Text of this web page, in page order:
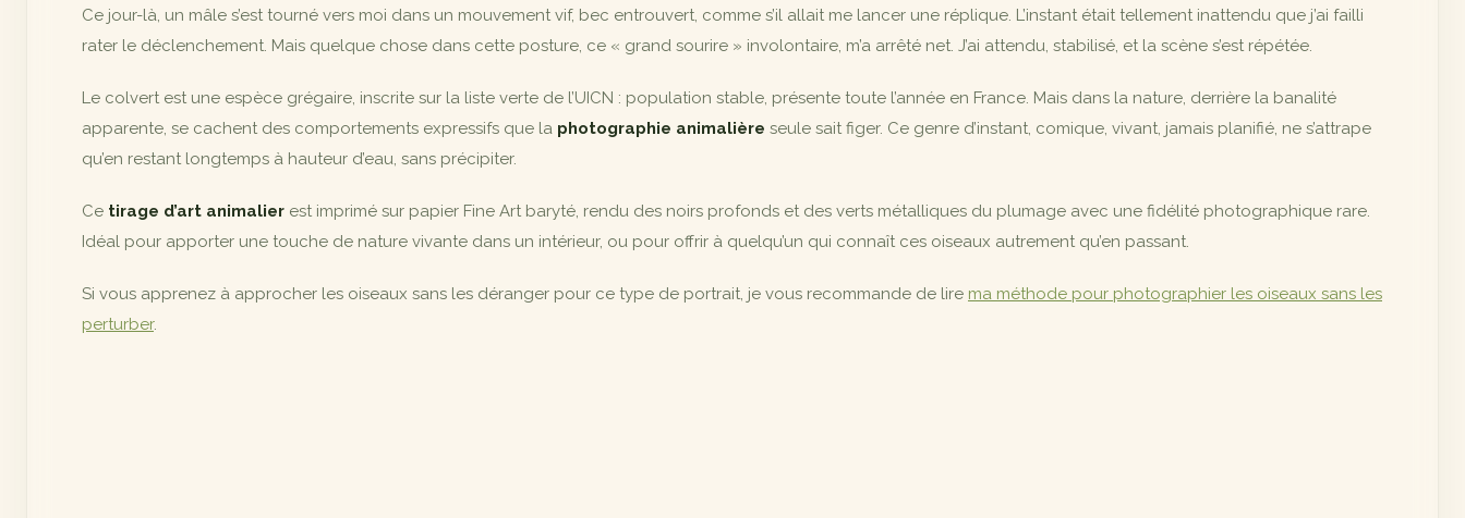
Ce jour-là, un mâle s’est tourné vers moi dans un mouvement vif, bec entrouvert, comme s’il allait me lancer une réplique. L’instant était tellement inattendu que j’ai failli
rater le déclenchement. Mais quelque chose dans cette posture, ce « grand sourire » involontaire, m’a arrêté net. J’ai attendu, stabilisé, et la scène s’est répétée.
Le colvert est une espèce grégaire, inscrite sur la liste verte de l’UICN : population stable, présente toute l’année en France. Mais dans la nature, derrière la banalité
apparente, se cachent des comportements expressifs que la photographie animalière seule sait figer. Ce genre d’instant, comique, vivant, jamais planifié, ne s’attrape
qu’en restant longtemps à hauteur d’eau, sans précipiter.
Ce tirage d’art animalier est imprimé sur papier Fine Art baryté, rendu des noirs profonds et des verts métalliques du plumage avec une fidélité photographique rare.
Idéal pour apporter une touche de nature vivante dans un intérieur, ou pour offrir à quelqu’un qui connaît ces oiseaux autrement qu’en passant.
Si vous apprenez à approcher les oiseaux sans les déranger pour ce type de portrait, je vous recommande de lire ma méthode pour photographier les oiseaux sans les
perturber.